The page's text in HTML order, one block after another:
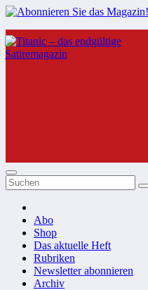
Zum
Inhalt
springen
Abo
Shop
Das aktuelle Heft
Rubriken
Newsletter abonnieren
Archiv